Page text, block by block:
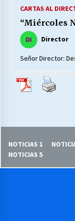
CARTAS AL
“Miércoles
Director
Señor Director:
NOTICIAS 1
NOTICIAS 5